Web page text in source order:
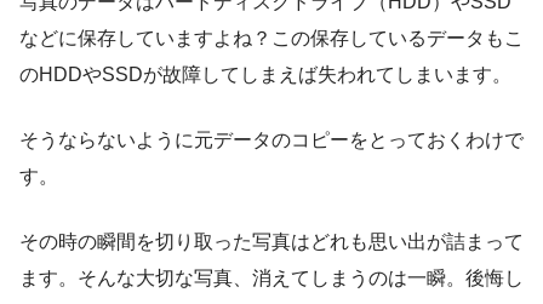
などに保存していますよね？この保存しているデータもこ
のHDDやSSDが故障してしまえば失われてしまいます。
そうならないように元データのコピーをとっておくわけで
す。
その時の瞬間を切り取った写真はどれも思い出が詰まって
ます。そんな大切な写真、消えてしまうのは一瞬。後悔し